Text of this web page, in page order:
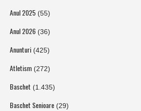
Anul 2025 (55)
Anul 2026 (36)
Anunturi (425)
Atletism (272)
Baschet (1.435)
Baschet Senioare (29)